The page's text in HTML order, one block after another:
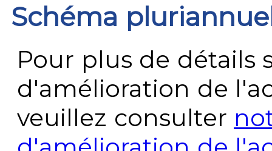
Schéma
Pour plus de détails
d'amélioration de
veuillez consulter